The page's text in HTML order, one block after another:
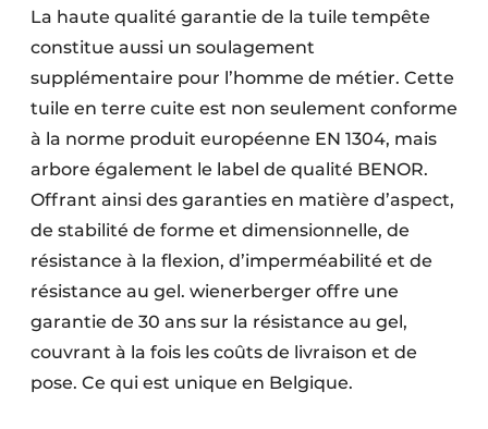
La haute qualité garantie de la tuile tempête
constitue aussi un soulagement
supplémentaire pour l’homme de métier. Cette
tuile en terre cuite est non seulement conforme
à la norme produit européenne EN 1304, mais
arbore également le label de qualité BENOR.
Offrant ainsi des garanties en matière d’aspect,
de stabilité de forme et dimensionnelle, de
résistance à la flexion, d’imperméabilité et de
résistance au gel. wienerberger offre une
garantie de 30 ans sur la résistance au gel,
couvrant à la fois les coûts de livraison et de
pose. Ce qui est unique en Belgique.